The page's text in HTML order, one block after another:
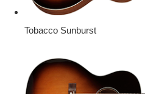
Tobacco Sunburst